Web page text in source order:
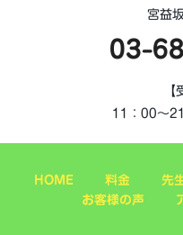
宮益
03-
【
11：00～
HOME 料金 先
お客様の声